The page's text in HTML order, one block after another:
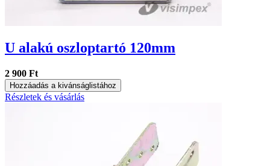
U alakú oszloptartó 120mm
2 900 Ft
Hozzáadás a kivánságlistához
Részletek és vásárlás